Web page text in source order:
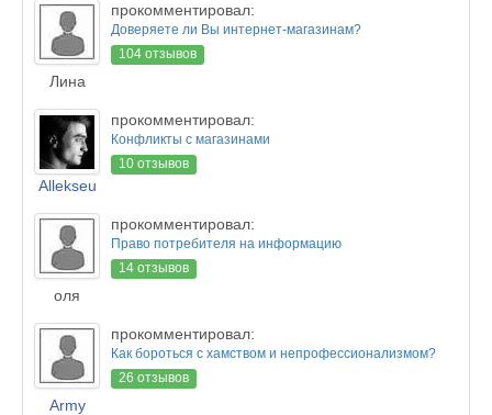
Лина
прокомментировал:
Доверяете ли Вы интернет-магазинам?
104 отзывов
Allekseu
прокомментировал:
Конфликты с магазинами
10 отзывов
оля
прокомментировал:
Право потребителя на информацию
14 отзывов
Army
прокомментировал:
Как бороться с хамством и непрофессионализмом?
26 отзывов